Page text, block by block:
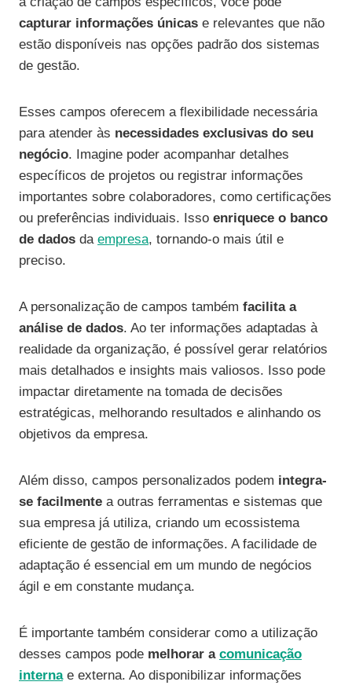
capturar informações únicas e relevantes que não
estão disponíveis nas opções padrão dos sistemas
de gestão.
Esses campos oferecem a flexibilidade necessária
para atender às necessidades exclusivas do seu
negócio. Imagine poder acompanhar detalhes
específicos de projetos ou registrar informações
importantes sobre colaboradores, como certificações
ou preferências individuais. Isso enriquece o banco
de dados da empresa, tornando-o mais útil e
preciso.
A personalização de campos também facilita a
análise de dados. Ao ter informações adaptadas à
realidade da organização, é possível gerar relatórios
mais detalhados e insights mais valiosos. Isso pode
impactar diretamente na tomada de decisões
estratégicas, melhorando resultados e alinhando os
objetivos da empresa.
Além disso, campos personalizados podem integra-
se facilmente a outras ferramentas e sistemas que
sua empresa já utiliza, criando um ecossistema
eficiente de gestão de informações. A facilidade de
adaptação é essencial em um mundo de negócios
ágil e em constante mudança.
É importante também considerar como a utilização
desses campos pode melhorar a comunicação
internae externa. Ao disponibilizar informações